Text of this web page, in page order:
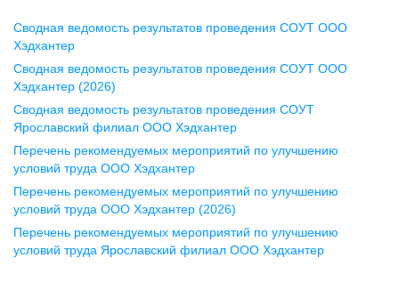
Воронеж
ул. Комиссаржевской, д. 10,
офис 1212
+7 473 280-05-05
pr@vrn.hh.ru
ул. Спартаковская, д. 2А, этаж 3,
помещение 15
+7 843 212-12-50
Сводная ведомость результатов проведения СОУТ ООО
Хэдхантер
Сводная ведомость результатов проведения СОУТ ООО
Хэдхантер (2026)
Сводная ведомость результатов проведения СОУТ
Ярославский филиал ООО Хэдхантер
Перечень рекомендуемых мероприятий по улучшению
условий труда ООО Хэдхантер
Перечень рекомендуемых мероприятий по улучшению
условий труда ООО Хэдхантер (2026)
Перечень рекомендуемых мероприятий по улучшению
условий труда Ярославский филиал ООО Хэдхантер